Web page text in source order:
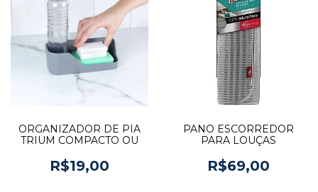
ORGANIZADOR DE PIA
TRIUM COMPACTO OU
R$19,00
PANO ESCORREDOR
PARA LOUÇAS
R$69,00